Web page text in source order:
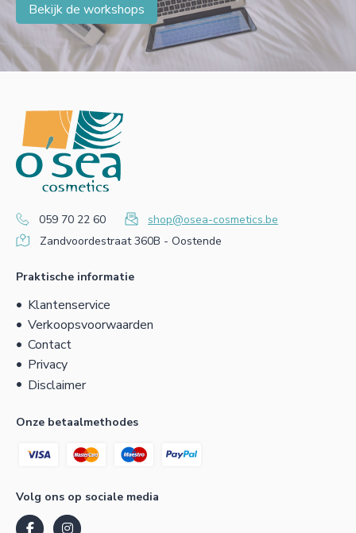
Bekijk de workshops
059 70 22 60
shop@osea-cosmetics.be
Zandvoordestraat 360B - Oostende
Praktische informatie
Klantenservice
Verkoopsvoorwaarden
Contact
Privacy
Disclaimer
Onze betaalmethodes
Volg ons op sociale media